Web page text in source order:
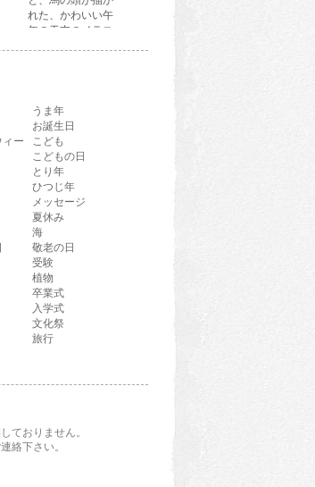
れた、かわいい午
年の干支のイラス
うま年
お誕生日
ィー
こども
こどもの日
とり年
ひつじ年
メッセージ
夏休み
海
敬老の日
受験
植物
卒業式
入学式
文化祭
旅行
ておりません。
絡下さい。